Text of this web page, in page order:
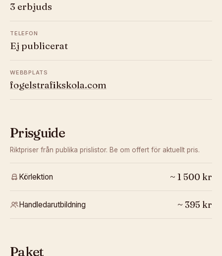
3 erbjuds
TELEFON
Ej publicerat
WEBBPLATS
fogelstrafikskola.com
Prisguide
Riktpriser från publika prislistor. Be om offert för aktuellt pris.
Körlektion ~ 1 500 kr
Handledarutbildning ~ 395 kr
Paket